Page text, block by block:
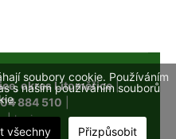
okres Litoměřice|
884 510
|login
soubory cookie. Používáním
s naším používáním souborů
všechny Přizpůsobit